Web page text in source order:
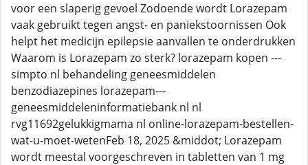
voor een slaperig gevoel Zodoende wordt Lorazepam
vaak gebruikt tegen angst- en paniekstoornissen Ook
helpt het medicijn epilepsie aanvallen te onderdrukken
Waarom is Lorazepam zo sterk? lorazepam kopen ---
simpto nl behandeling geneesmiddelen
benzodiazepines lorazepam---
geneesmiddeleninformatiebank nl nl
rvg11692gelukkigmama nl online-lorazepam-bestellen-
wat-u-moet-wetenFeb 18, 2025 &middot; Lorazepam
wordt meestal voorgeschreven in tabletten van 1 mg